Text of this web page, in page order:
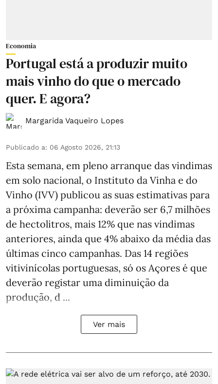
Economia
Portugal está a produzir muito
mais vinho do que o mercado
quer. E agora?
Margarida Vaqueiro Lopes
Publicado a: 06 Agosto 2026, 21:13
Esta semana, em pleno arranque das vindimas
em solo nacional, o Instituto da Vinha e do
Vinho (IVV) publicou as suas estimativas para
a próxima campanha: deverão ser 6,7 milhões
de hectolitros, mais 12% que nas vindimas
anteriores, ainda que 4% abaixo da média das
últimas cinco campanhas. Das 14 regiões
vitivinícolas portuguesas, só os Açores é que
deverão registar uma diminuição da
produção, d ...
Ver mais